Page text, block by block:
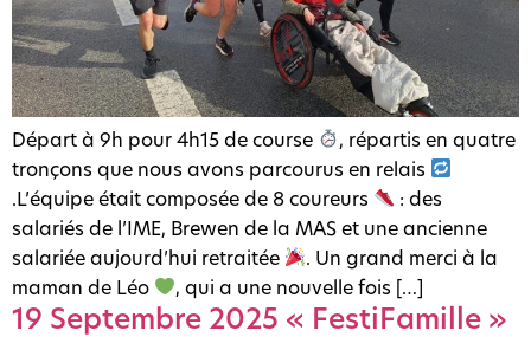
Départ à 9h pour 4h15 de course
, répartis en quatre
tronçons que nous avons parcourus en relais
.L’équipe était composée de 8 coureurs
: des
salariés de l’IME, Brewen de la MAS et une ancienne
salariée aujourd’hui retraitée
. Un grand merci à la
maman de Léo
, qui a une nouvelle fois […]
19 Septembre 2025 « FestiFamille »